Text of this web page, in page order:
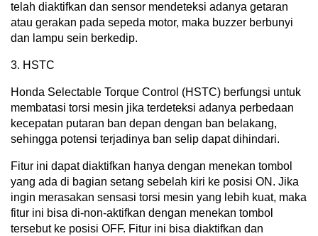
telah diaktifkan dan sensor mendeteksi adanya getaran
atau gerakan pada sepeda motor, maka buzzer berbunyi
dan lampu sein berkedip.
3. HSTC
Honda Selectable Torque Control (HSTC) berfungsi untuk
membatasi torsi mesin jika terdeteksi adanya perbedaan
kecepatan putaran ban depan dengan ban belakang,
sehingga potensi terjadinya ban selip dapat dihindari.
Fitur ini dapat diaktifkan hanya dengan menekan tombol
yang ada di bagian setang sebelah kiri ke posisi ON. Jika
ingin merasakan sensasi torsi mesin yang lebih kuat, maka
fitur ini bisa di-non-aktifkan dengan menekan tombol
tersebut ke posisi OFF. Fitur ini bisa diaktifkan dan